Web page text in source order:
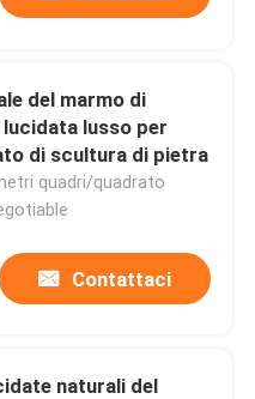
del marmo di
lusso per
di scultura di pietra
quadri/quadrato
Contattaci
naturali del